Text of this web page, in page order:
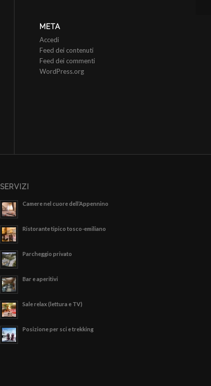
META
Accedi
Feed dei contenuti
Feed dei commenti
WordPress.org
SERVIZI
Camere nel cuore dell’Appennino
Ristorante tipico tosco-emiliano
Parcheggio privato
Bar e aperitivi
Sale relax (lettura e TV)
Posizione per sci e trekking